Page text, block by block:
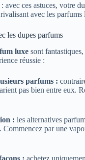
avec ces astuces, votre
avec les parfums
les dupes parfums
luxe sont
réussie :
parfums :
pas bien entre eux.
: les alternatives
Commencez par une
: achetez